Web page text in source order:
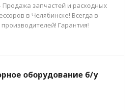
запчастей и расходных
в Челябинске! Всегда в
Гарантия!
оборудование б/у